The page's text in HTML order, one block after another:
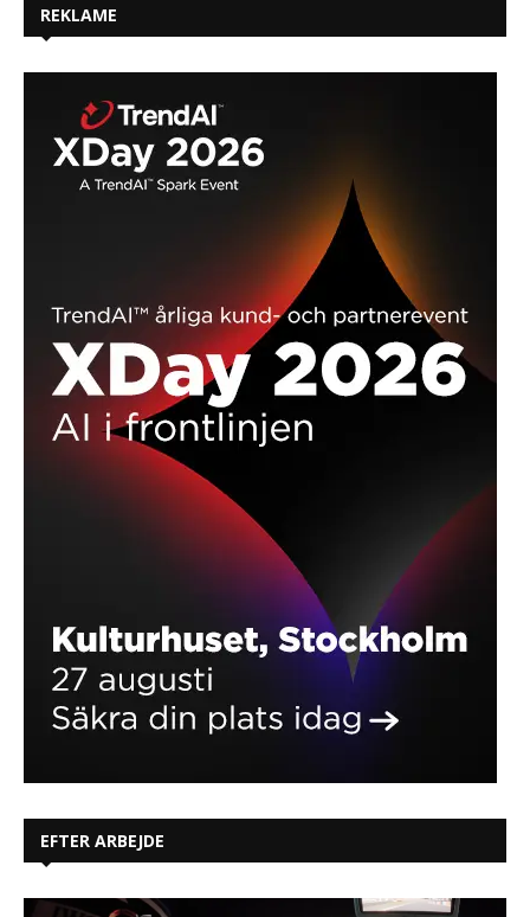
REKLAME
EFTER ARBEJDE